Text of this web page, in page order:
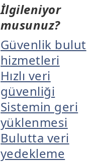
İlgileniyor
musunuz?
Güvenlik bulut
hizmetleri
Hızlı veri
güvenliği
Sistemin geri
yüklenmesi
Bulutta veri
yedekleme